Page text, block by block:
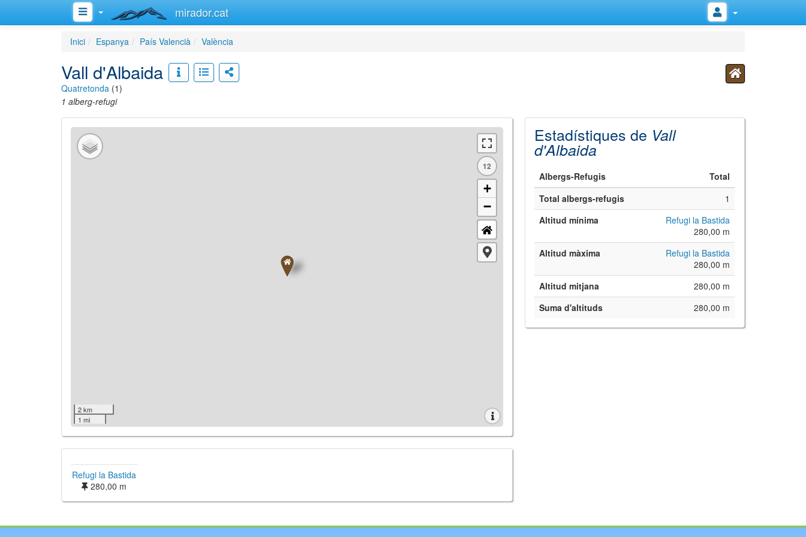
mirador.cat
Inici Espanya País Valencià València
Vall d'Albaida
Quatretonda (1)
1 alberg-refugi
12
+
−
2 km
1 mi
Refugi la Bastida
280,00 m
Estadístiques de Vall
d'Albaida
Albergs-Refugis
Total
Total albergs-refugis
1
Altitud mínima
Refugi la Bastida
280,00 m
Altitud màxima
Refugi la Bastida
280,00 m
Altitud mitjana
280,00 m
Suma d'altituds
280,00 m